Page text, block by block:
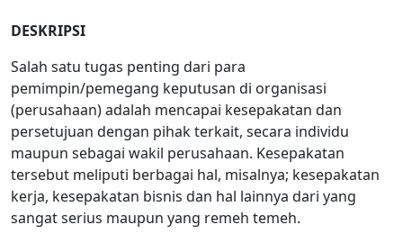
DESKRIPSI
Salah satu tugas penting dari para
pemimpin/pemegang keputusan di organisasi
(perusahaan) adalah mencapai kesepakatan dan
persetujuan dengan pihak terkait, secara individu
maupun sebagai wakil perusahaan. Kesepakatan
tersebut meliputi berbagai hal, misalnya; kesepakatan
kerja, kesepakatan bisnis dan hal lainnya dari yang
sangat serius maupun yang remeh temeh.